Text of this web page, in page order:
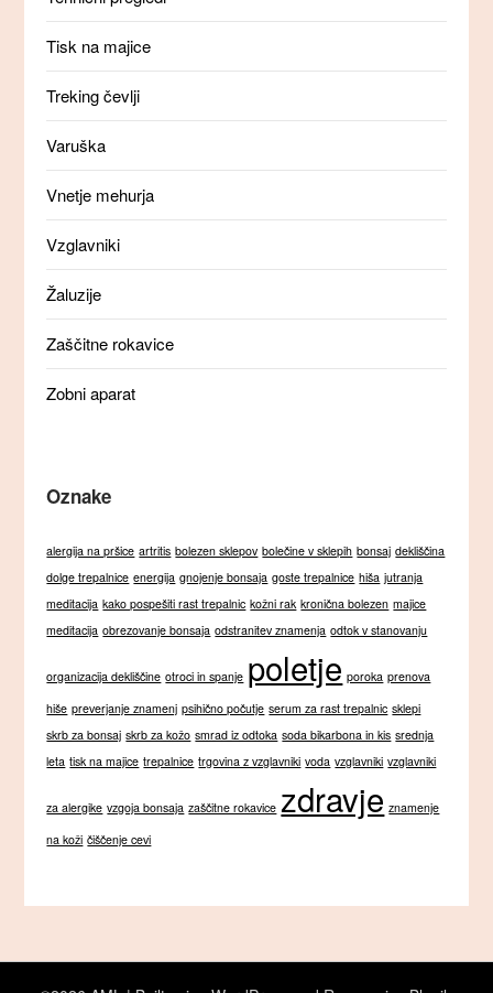
Tisk na majice
Treking čevlji
Varuška
Vnetje mehurja
Vzglavniki
Žaluzije
Zaščitne rokavice
Zobni aparat
Oznake
alergija na pršice artritis bolezen sklepov bolečine v sklepih bonsaj dekliščina
dolge trepalnice energija gnojenje bonsaja goste trepalnice hiša jutranja
meditacija kako pospešiti rast trepalnic kožni rak kronična bolezen majice
meditacija obrezovanje bonsaja odstranitev znamenja odtok v stanovanju
organizacija dekliščine otroci in spanje poletje poroka prenova
hiše preverjanje znamenj psihično počutje serum za rast trepalnic sklepi
skrb za bonsaj skrb za kožo smrad iz odtoka soda bikarbona in kis srednja
leta tisk na majice trepalnice trgovina z vzglavniki voda vzglavniki vzglavniki
za alergike vzgoja bonsaja zaščitne rokavice zdravje znamenje
na koži čiščenje cevi